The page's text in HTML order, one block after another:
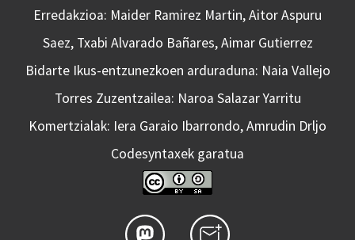
Erredakzioa: Maider Ramirez Martin, Aitor Aspuru
Saez, Txabi Alvarado Bañares, Aimar Gutierrez
Bidarte Ikus-entzunezkoen arduraduna: Naia Vallejo
Torres Zuzentzailea: Naroa Salazar Yarritu
Komertzialak: Iera Garaio Ibarrondo, Amrudin Drljo
Codesyntaxek garatua